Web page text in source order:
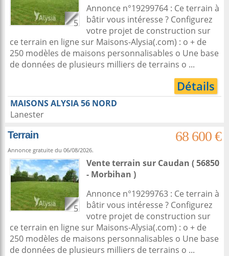
5
Annonce n°19299764 : Ce terrain à
bâtir vous intéresse ? Configurez
votre projet de construction sur
ce terrain en ligne sur Maisons-Alysia(.com) : o + de
250 modèles de maisons personnalisables o Une base
de données de plusieurs milliers de terrains o ...
Détails
MAISONS ALYSIA 56 NORD
Lanester
Terrain
68 600 €
Annonce gratuite du 06/08/2026.
5
Vente terrain sur Caudan ( 56850
- Morbihan )
Annonce n°19299763 : Ce terrain à
bâtir vous intéresse ? Configurez
votre projet de construction sur
ce terrain en ligne sur Maisons-Alysia(.com) : o + de
250 modèles de maisons personnalisables o Une base
de données de plusieurs milliers de terrains o ...